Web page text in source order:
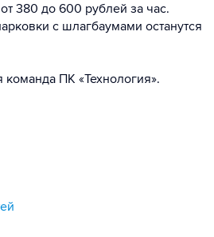
380 до 600 рублей за час.
с шлагбаумами останутся
ПК «Технология».